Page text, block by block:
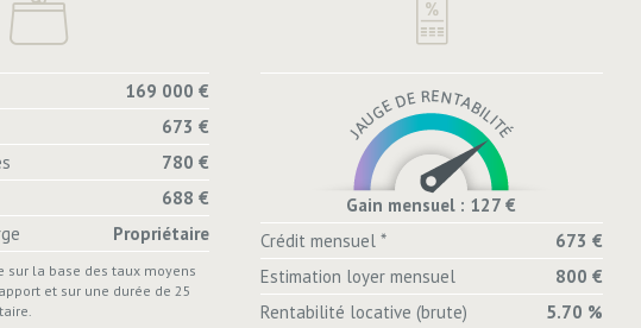
169 000 €
673 €
780 €
688 €
Propriétaire
sur la base des taux moyens
et sur une durée de 25
Gain mensuel : 127 €
Crédit mensuel *
673 €
Estimation loyer mensuel
800 €
Rentabilité locative (brute)
5.70 %